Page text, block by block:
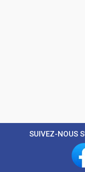
SUIVEZ-NOUS